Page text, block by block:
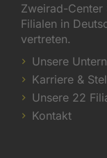
Zweirad-Center
Filialen in
vertreten.
Unsere
Karriere &
Unsere 22
Kontakt